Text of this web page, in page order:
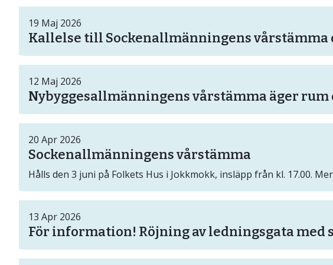
Kallelse till Sockenallmänningens vårstämma
19 Maj 2026
Nybyggesallmänningens vårstämma äger
12 Maj 2026
Sockenallmänningens vårstämma
20 Apr 2026
Hålls den 3 juni på Folkets Hus i Jokkmokk, insläpp från kl. 17.00.
För information! Röjning av ledningsgata med
13 Apr 2026